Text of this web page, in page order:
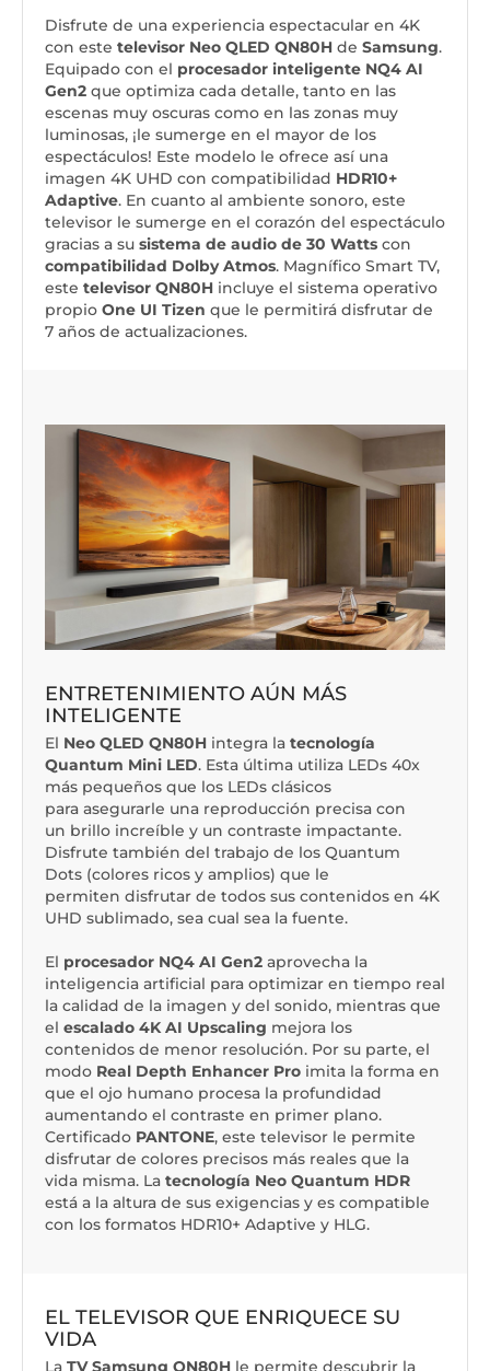
Disfrute de una experiencia espectacular en 4K
con este televisor Neo QLED QN80H de Samsung.
Equipado con el procesador inteligente NQ4 AI
Gen2 que optimiza cada detalle, tanto en las
escenas muy oscuras como en las zonas muy
luminosas, ¡le sumerge en el mayor de los
espectáculos! Este modelo le ofrece así una
imagen 4K UHD con compatibilidad HDR10+
Adaptive. En cuanto al ambiente sonoro, este
televisor le sumerge en el corazón del espectáculo
gracias a su sistema de audio de 30 Watts con
compatibilidad Dolby Atmos. Magnífico Smart TV,
este televisor QN80H incluye el sistema operativo
propio One UI Tizen que le permitirá disfrutar de
7 años de actualizaciones.
ENTRETENIMIENTO AÚN MÁS
INTELIGENTE
El Neo QLED QN80H integra la tecnología
Quantum Mini LED. Esta última utiliza LEDs 40x
más pequeños que los LEDs clásicos
para asegurarle una reproducción precisa con
un brillo increíble y un contraste impactante.
Disfrute también del trabajo de los Quantum
Dots (colores ricos y amplios) que le
permiten disfrutar de todos sus contenidos en 4K
UHD sublimado, sea cual sea la fuente.
El procesador NQ4 AI Gen2 aprovecha la
inteligencia artificial para optimizar en tiempo real
la calidad de la imagen y del sonido, mientras que
el escalado 4K AI Upscaling mejora los
contenidos de menor resolución. Por su parte, el
modo Real Depth Enhancer Pro imita la forma en
que el ojo humano procesa la profundidad
aumentando el contraste en primer plano.
Certificado PANTONE, este televisor le permite
disfrutar de colores precisos más reales que la
vida misma. La tecnología Neo Quantum HDR
está a la altura de sus exigencias y es compatible
con los formatos HDR10+ Adaptive y HLG.
EL TELEVISOR QUE ENRIQUECE SU
VIDA
La TV Samsung QN80H le permite descubrir la